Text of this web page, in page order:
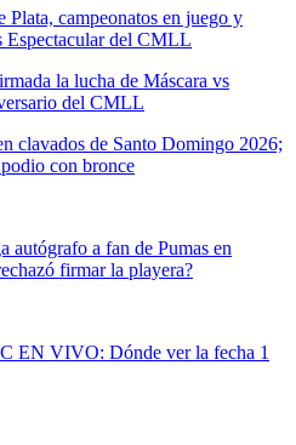
campeonatos en juego y
Espectacular del CMLL
la lucha de Máscara vs
del CMLL
clavados de Santo Domingo 2026;
con bronce
autógrafo a fan de Pumas en
firmar la playera?
EN VIVO: Dónde ver la fecha 1